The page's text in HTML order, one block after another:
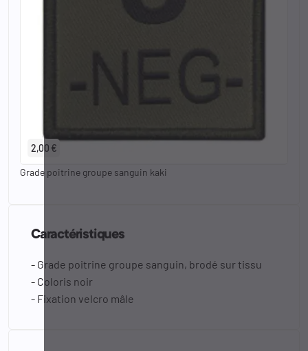
2,00 €
Grade poitrine groupe sanguin kaki
Caractéristiques
- Grade poitrine groupe sanguin, brodé sur tissu
- Coloris noir
- Fixation velcro mâle